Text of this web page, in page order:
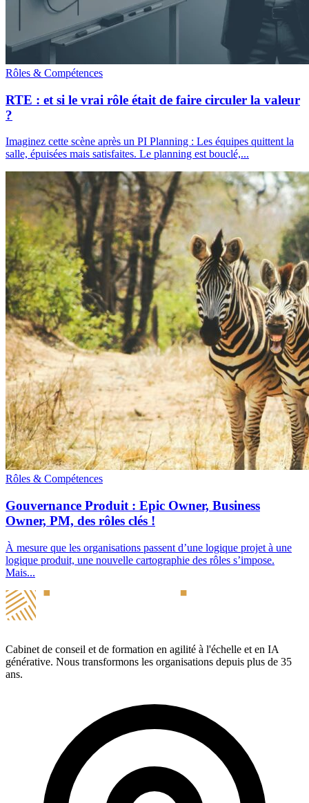
Rôles & Compétences
RTE : et si le vrai rôle était de faire circuler la valeur
?
Imaginez cette scène après un PI Planning : Les équipes quittent la
salle, épuisées mais satisfaites. Le planning est bouclé,...
Rôles & Compétences
Gouvernance Produit : Epic Owner, Business
Owner, PM, des rôles clés !
À mesure que les organisations passent d’une logique projet à une
logique produit, une nouvelle cartographie des rôles s’impose.
Mais...
Cabinet de conseil et de formation en agilité à l'échelle et en IA
générative. Nous transformons les organisations depuis plus de 35
ans.